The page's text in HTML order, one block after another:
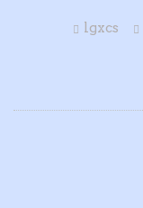
lgxcs